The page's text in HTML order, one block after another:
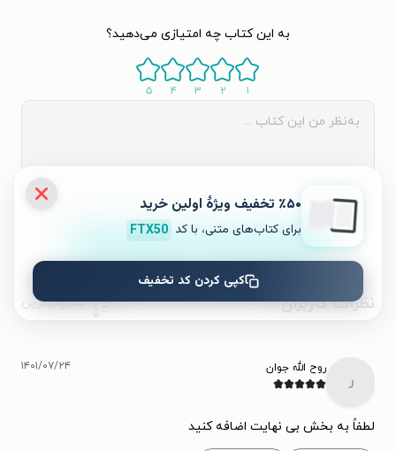
به این کتاب چه امتیازی می‌دهید؟
۱ ۲ ۳ ۴ ۵
نظرات کاربران محبوب‌ترین
ر
روح الله جوان ۱۴۰۱/۰۷/۲۴
لطفاً به بخش بی نهایت اضافه کنید
٪۵۰ تخفیف ویژۀ اولین خرید
برای کتاب‌های متنی، با کد FTX50
کپی کردن کد تخفیف